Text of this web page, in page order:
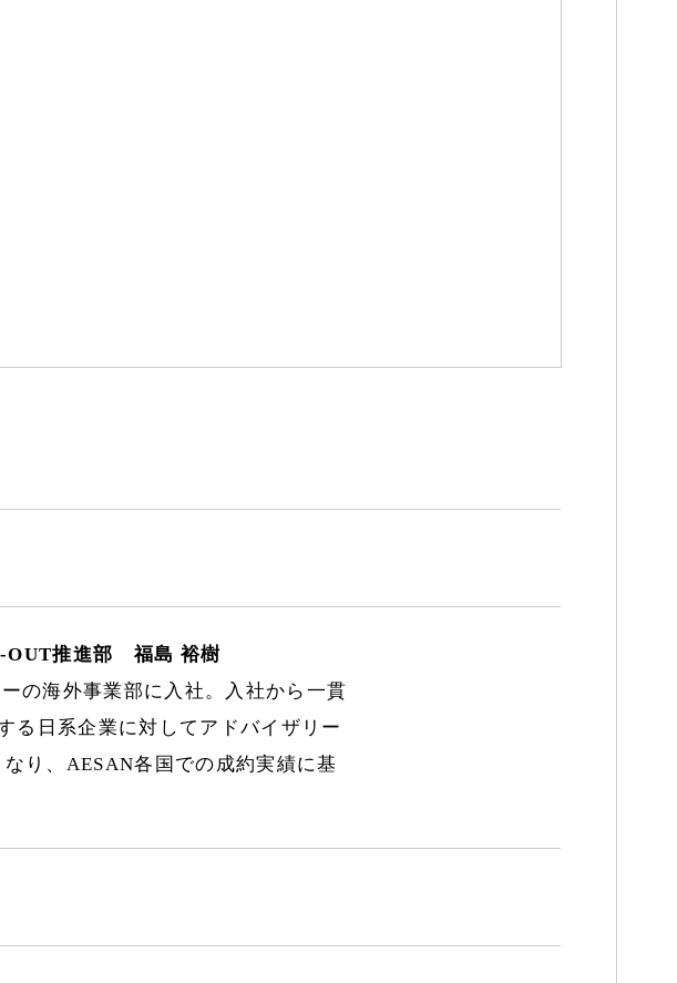
OUT推進部 福島 裕樹
の海外事業部に入社。入社から一貫
る日系企業に対してアドバイザリー
り、AESAN各国での成約実績に基